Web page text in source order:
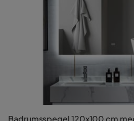
Badrumsspegel 120x100 cm